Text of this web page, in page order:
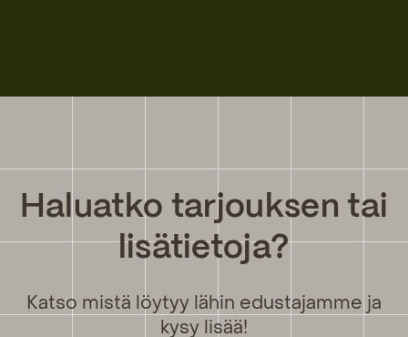
Haluatko tarjouksen tai
lisätietoja?
Katso mistä löytyy lähin edustajamme ja
kysy lisää!